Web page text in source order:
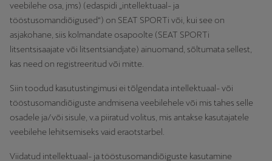
veebilehe osa, jms) (edaspidi „intellektuaal- ja
tööstusomandiõigused“) on SEAT SPORTi või, kui see on
asjakohane, siis kolmandate osapoolte (SEAT SPORTi
litsentsisaajate või litsentsiandjate) ainuomand, sõltumata sellest,
kas need on registreeritud või mitte.
Siin toodud kasutustingimusi ei tõlgendata intellektuaal- või
tööstusomandiõiguste andmisena veebilehele või mis tahes selle
osadele ja/või sisule, v.a piiratud volitus, mis antakse kasutajatele
veebilehe lehitsemiseks vaid eraotstarbel.
Viidatud intellektuaal- ja tööstusomandiõiguste kasutamine